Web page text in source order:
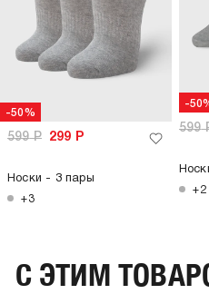
-50%
599Р 299 Р
Носки - 3 пары
+3
-
599
+2
C ЭТИМ